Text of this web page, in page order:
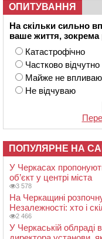
ОПИТУВАННЯ
На скільки сильно
ваше життя, зокрема
Катастрофічно
Частково відчутно
Майже не
Не відчуваю
ПОПУЛЯРНЕ НА
У Черкасах
об’єкт у центрі міста
3 578
На Черкащині
Незалежності: хто і
2 466
У Черкаській облраді